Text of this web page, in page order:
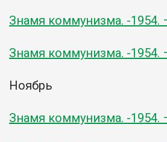
Знамя коммунизма. -1954.
Знамя коммунизма. -1954.
Ноябрь
Знамя коммунизма. -1954.